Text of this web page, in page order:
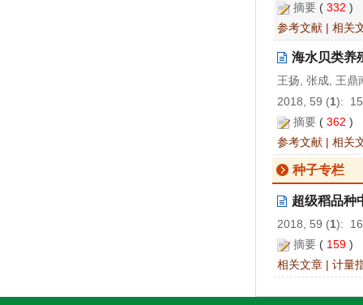
摘要 ( 332 )
参考文献 | 相关
海水贝类养
王扬, 张成, 王鼎
2018, 59 (1):
摘要 ( 362 )
参考文献 | 相关
种子专栏
超级稻品种
2018, 59 (1):
摘要 ( 159 )
相关文章 | 计量